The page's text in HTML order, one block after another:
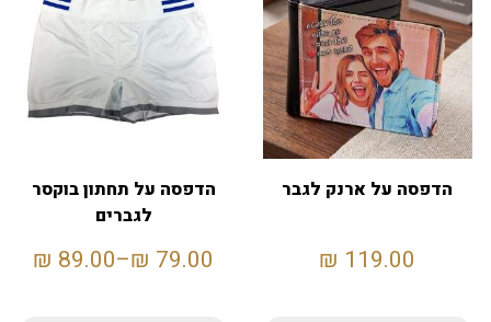
הדפסה על ארנק לגבר
119.00
₪
הדפסה על תחתון בוקסר
לגברים
79.00
₪
–
89.00
₪